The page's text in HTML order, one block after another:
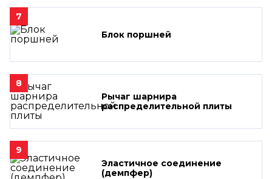
7
Блок поршней
8
Рычаг шарнира
распределительной плиты
9
Эластичное соединение
(демпфер)